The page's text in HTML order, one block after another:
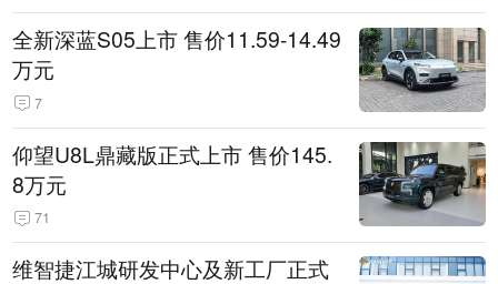
全新深蓝S05上市 售价11.59-14.49
万元
7
仰望U8L鼎藏版正式上市 售价145.
8万元
71
维智捷江城研发中心及新工厂正式